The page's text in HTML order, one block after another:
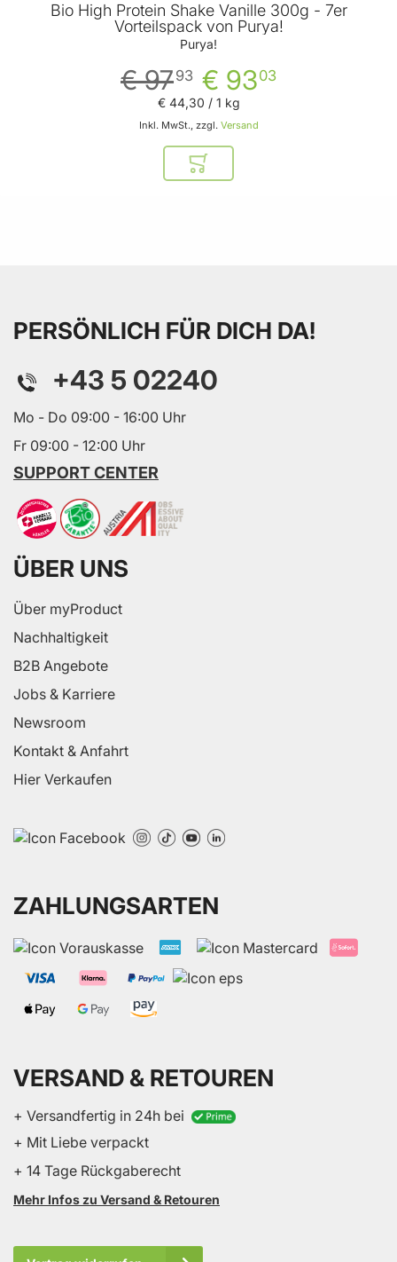
Bio High Protein Shake Vanille 300g - 7er
Vorteilspack von Purya!
Purya!
€ 9303
€ 9793
Inkl. MwSt., zzgl. Versand
€ 44,30 / 1 kg
In den Warenkorb
PERSÖNLICH FÜR DICH DA!
+43 5 02240
Mo - Do 09:00 - 16:00 Uhr
Fr 09:00 - 12:00 Uhr
SUPPORT CENTER
ÜBER UNS
Über myProduct
Nachhaltigkeit
B2B Angebote
Jobs & Karriere
Newsroom
Kontakt & Anfahrt
Hier Verkaufen
ZAHLUNGSARTEN
VERSAND & RETOUREN
+ Versandfertig in 24h bei
+ Mit Liebe verpackt
+ 14 Tage Rückgaberecht
Mehr Infos zu Versand & Retouren